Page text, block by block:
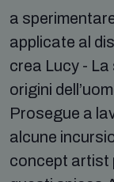
a
applicate al
crea Lucy -
origini
Prosegue a
alcune
concept artist